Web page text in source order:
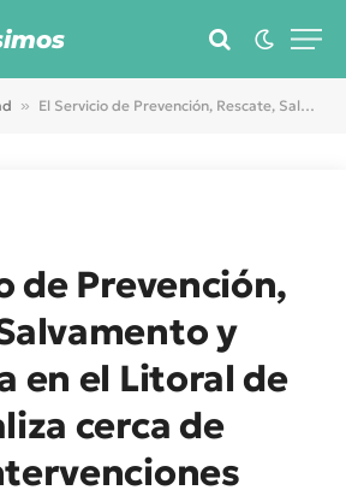
» El Servicio de Prevención, Rescate, Salvamento y Asistencia en el Litoral de Arona realiza cerca de 40.000 intervenciones
de Prevención,
y
en el Litoral de
cerca de